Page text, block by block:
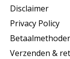
Disclaimer
Privacy Policy
Verzenden &